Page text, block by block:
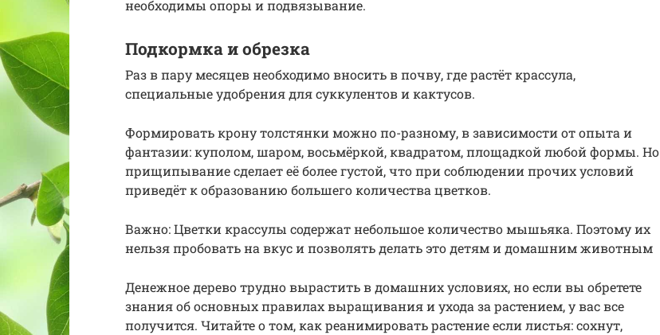
необходимы опоры и подвязывание.
Подкормка и обрезка
Раз в пару месяцев необходимо вносить в почву, где растёт крассула,
специальные удобрения для суккулентов и кактусов.
Формировать крону толстянки можно по-разному, в зависимости от опыта и
фантазии: куполом, шаром, восьмёркой, квадратом, площадкой любой формы. Но
прищипывание сделает её более густой, что при соблюдении прочих условий
приведёт к образованию большего количества цветков.
Важно: Цветки крассулы содержат небольшое количество мышьяка. Поэтому их
нельзя пробовать на вкус и позволять делать это детям и домашним животным
Денежное дерево трудно вырастить в домашних условиях, но если вы обретете
знания об основных правилах выращивания и ухода за растением, у вас все
получится. Читайте о том, как реанимировать растение если листья: сохнут,